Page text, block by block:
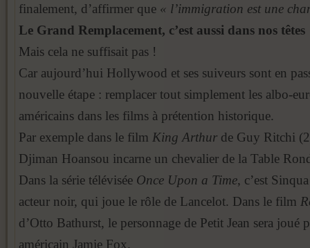
finalement, d’affirmer que « l’immigration est une
Le Grand Remplacement, c’est aussi dans nos têtes
Mais cela ne suffisait pas !
Car aujourd’hui Hollywood et ses suiveurs sont en
nouvelle étape : remplacer tout simplement les albo-
américains dans les films à prétention historique.
Par exemple dans le film King Arthur de Guy Ritchi
Djiman Hoansou incarne un chevalier de la Table
Dans la série télévisée Once Upon a Time, c’est
acteur noir, qui joue le rôle de Lancelot. Dans le film
d’Otto Bathurst, le personnage de Petit Jean sera joué
américain Jamie Fox.